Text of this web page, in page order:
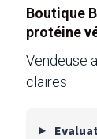
Boutique
protéine
Vendeuse
claires